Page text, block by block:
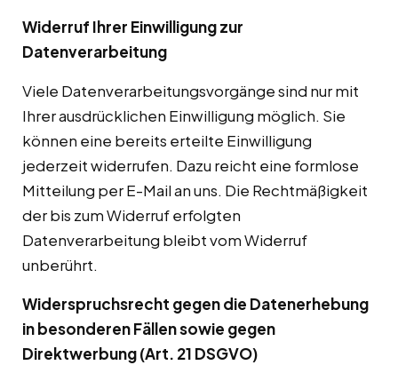
Widerruf Ihrer Einwilligung zur
Datenverarbeitung
Viele Datenverarbeitungsvorgänge sind nur mit
Ihrer ausdrücklichen Einwilligung möglich. Sie
können eine bereits erteilte Einwilligung
jederzeit widerrufen. Dazu reicht eine formlose
Mitteilung per E-Mail an uns. Die Rechtmäßigkeit
der bis zum Widerruf erfolgten
Datenverarbeitung bleibt vom Widerruf
unberührt.
Widerspruchsrecht gegen die Datenerhebung
in besonderen Fällen sowie gegen
Direktwerbung (Art. 21 DSGVO)